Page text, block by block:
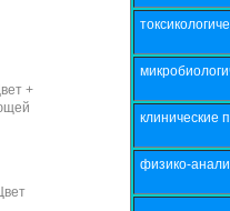
+
клинические
физико-